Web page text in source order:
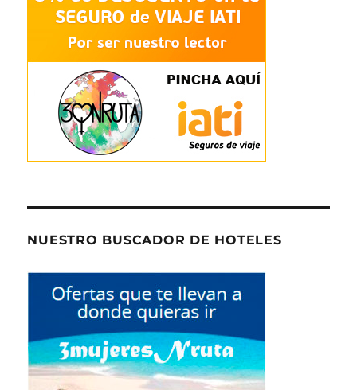
NUESTRO BUSCADOR DE HOTELES